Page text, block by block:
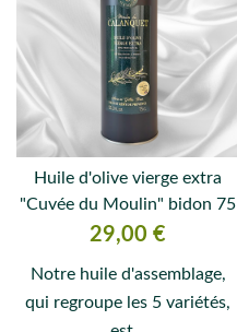
Huile d'olive vierge extra
"Cuvée du Moulin" bidon 75
cl
Prix
29,00 €
Notre huile d'assemblage,
qui regroupe les 5 variétés,